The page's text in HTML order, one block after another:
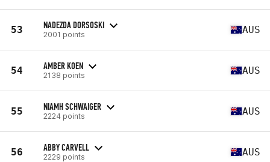
53 NADEZDA DORSOSKI
2001 points AUS
54 AMBER KOEN
2138 points AUS
55 NIAMH SCHWAIGER
2224 points AUS
56 ABBY CARVELL
2229 points AUS